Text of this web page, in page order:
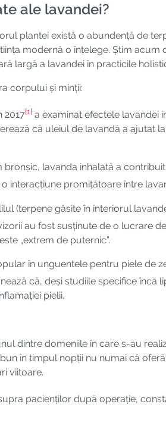
ale lavandei?
plantei există o abundență de
modernă o înțelege. Știm
largă a lavandei în practicile
corpului și minții:
2017[1] a examinat efectele lavandei
că uleiul de lavandă a ajutat
lavanda inhalată a
interacțiune promițătoare între
(terpene găsite în interiorul
au fost susținute de o lucrare
„extrem de puternic”.
în unguentele pentru piele de
că, deși studiile specifice încă
pielii.
dintre domeniile în care s-au
în timpul nopții nu numai că
viitoare.
pacienților după operație,